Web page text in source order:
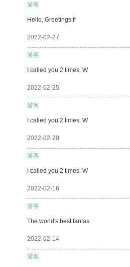
游客
Hello, Greetings fr
2022-02-27
游客
I called you 2 times. W
2022-02-25
游客
I called you 2 times. W
2022-02-20
游客
I called you 2 times. W
2022-02-16
游客
The world's best fantas
2022-02-14
游客